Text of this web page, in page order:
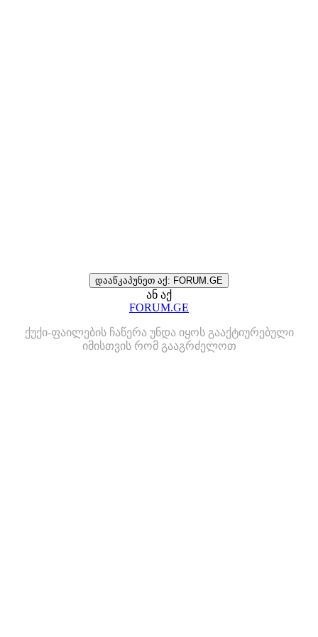
დააწკაპუნეთ აქ: FORUM.GE
ან აქ
FORUM.GE
ქუქი-ფაილების ჩაწერა უნდა იყოს გააქტიურებული
იმისთვის რომ გააგრძელოთ